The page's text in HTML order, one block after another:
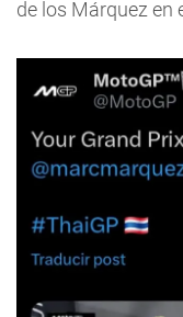
de los Márquez en